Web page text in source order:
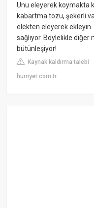
Unu eleyerek koymakta
kabartma tozu, şekerli
elekten eleyerek ekleyin.
sağlıyor. Böylelikle
bütünleşiyor!
Kaynak kaldırma talebi
hurriyet.com.tr